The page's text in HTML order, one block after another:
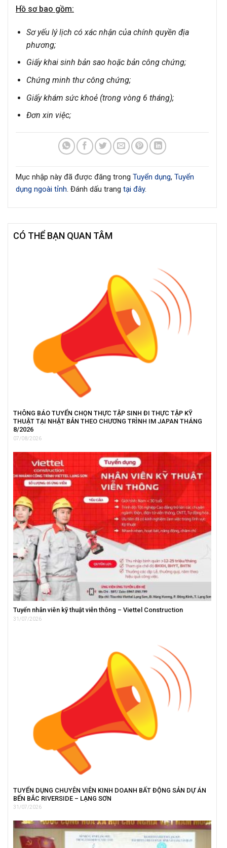
Hồ sơ bao gồm:
Sơ yếu lý lịch có xác nhận của chính quyền địa
phương;
Giấy khai sinh bản sao hoặc bản công chứng;
Chứng minh thư công chứng;
Giấy khám sức khoẻ (trong vòng 6 tháng);
Đơn xin việc;
Mục nhập này đã được đăng trong Tuyển dụng, Tuyển
dụng ngoài tỉnh . Đánh dấu trang tại đây.
CÓ THỂ BẠN QUAN TÂM
THÔNG BÁO TUYỂN CHỌN THỰC TẬP SINH ĐI THỰC TẬP KỸ
THUẬT TẠI NHẬT BẢN THEO CHƯƠNG TRÌNH IM JAPAN THÁNG
8/2026
07/08/2026
Tuyển nhân viên kỹ thuật viễn thông – Viettel Construction
31/07/2026
TUYỂN DỤNG CHUYÊN VIÊN KINH DOANH BẤT ĐỘNG SẢN DỰ ÁN
BẾN BẮC RIVERSIDE – LẠNG SƠN
31/07/2026